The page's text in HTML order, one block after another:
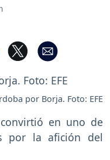
por Borja. Foto: EFE
en uno de
por la afición del